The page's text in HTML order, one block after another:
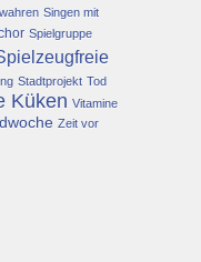
Singen mit
Spielgruppe
Stadtprojekt Tod
Küken Vitamine
Zeit vor